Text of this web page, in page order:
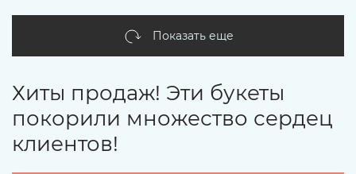
Показать еще
Хиты продаж! Эти букеты
покорили множество сердец
клиентов!